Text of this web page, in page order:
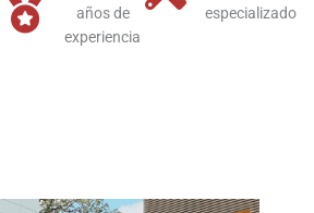
años de
experiencia
especializado